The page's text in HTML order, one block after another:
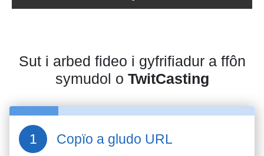
Sut i arbed fideo i gyfrifiadur a ffôn
symudol o TwitCasting
Copïo a gludo URL